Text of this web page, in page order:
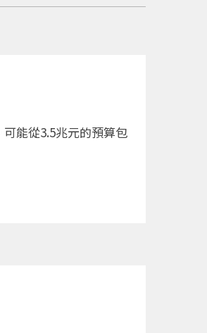
能從3.5兆元的預算包